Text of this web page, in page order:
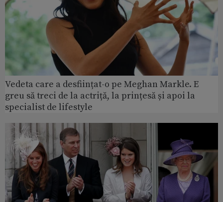
Vedeta care a desființat-o pe Meghan Markle. E
greu să treci de la actriță, la prințesă și apoi la
specialist de lifestyle